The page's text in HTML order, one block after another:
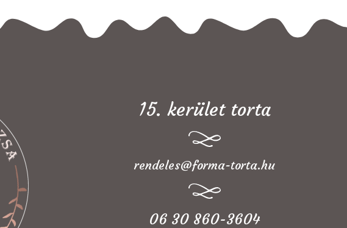
15. kerület torta
rendeles@forma-torta.hu
06 30 860-3604